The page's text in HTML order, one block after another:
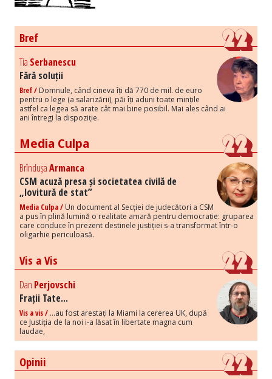
Bref
Tia Serbanescu
Fără soluții
Bref / Domnule, când cineva îți dă 770 de mil. de euro
pentru o lege (a salarizării), păi îți aduni toate mințile
astfel ca legea să arate cât mai bine posibil. Mai ales când ai
ani întregi la dispoziție.
Media Culpa
BrîndușaArmanca
CSM acuză presa și societatea civilă de
„lovitură de stat”
Media Culpa / Un document al Secției de judecători a CSM
a pus în plină lumină o realitate amară pentru democrație: gruparea
care conduce în prezent destinele justiției s-a transformat într-o
oligarhie periculoasă.
Vis a Vis
Dan Perjovschi
Frații Tate...
Vis a vis / ...au fost arestați la Miami la cererea UK, după
ce Justiția de la noi i-a lăsat în libertate magna cum
laudae,
Opinii